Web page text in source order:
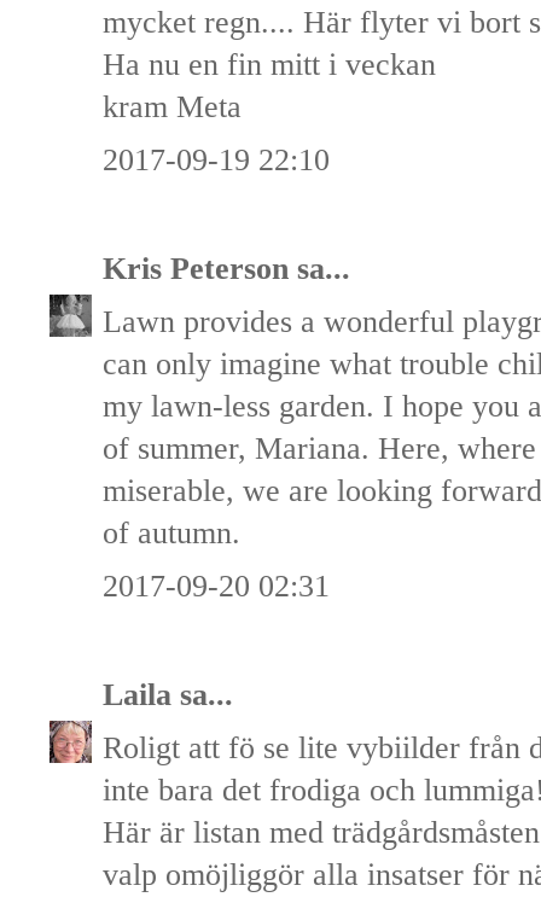
mycket regn.... Här flyter vi bort
Ha nu en fin mitt i veckan
kram Meta
2017-09-19 22:10
Kris Peterson sa...
Lawn provides a wonderful
can only imagine what trouble
my lawn-less garden. I hope you
of summer, Mariana. Here,
miserable, we are looking
of autumn.
2017-09-20 02:31
Laila sa...
Roligt att fö se lite vybiilder från
inte bara det frodiga och
Här är listan med
valp omöjliggör alla insatser för